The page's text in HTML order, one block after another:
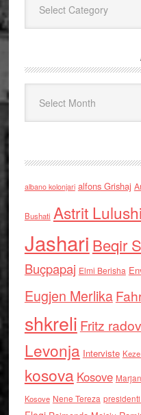
albano kolonjari alfons Grishaj
Bushati Astrit Lulushi
Jashari Beqir
Buçpapaj Elmi Berisha
Eugjen Merlika
shkreli Fritz
Levonja Interviste
kosova Kosove
Kosove Nene Tereza